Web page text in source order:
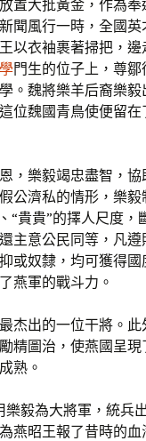
置大批黃金，作為
聞風行一時，全國
以衣袖裹著掃把，
門生的位子上，尊
。魏將樂羊后裔樂
位魏國青鳥使便留
，樂毅竭忠盡智，
公濟私的情形，樂
“貴貴”的擇人尺度
主意公民同等，凡
或奴隸，均可獲得
燕軍的戰斗力。
杰出的一位干將。
精圖治，使燕國呈
熟。
樂毅為大將軍，統兵
燕昭王報了昔時的血